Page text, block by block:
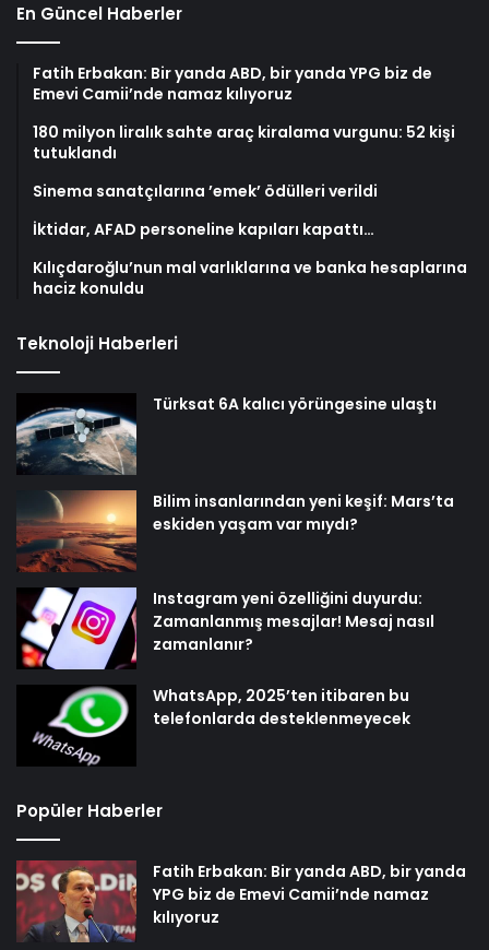
En Güncel Haberler
Fatih Erbakan: Bir yanda ABD, bir yanda YPG biz de
Emevi Camii’nde namaz kılıyoruz
180 milyon liralık sahte araç kiralama vurgunu: 52 kişi
tutuklandı
Sinema sanatçılarına ’emek’ ödülleri verildi
İktidar, AFAD personeline kapıları kapattı…
Kılıçdaroğlu’nun mal varlıklarına ve banka hesaplarına
haciz konuldu
Teknoloji Haberleri
Türksat 6A kalıcı yörüngesine ulaştı
Bilim insanlarından yeni keşif: Mars’ta
eskiden yaşam var mıydı?
Instagram yeni özelliğini duyurdu:
Zamanlanmış mesajlar! Mesaj nasıl
zamanlanır?
WhatsApp, 2025’ten itibaren bu
telefonlarda desteklenmeyecek
Popüler Haberler
Fatih Erbakan: Bir yanda ABD, bir yanda
YPG biz de Emevi Camii’nde namaz
kılıyoruz